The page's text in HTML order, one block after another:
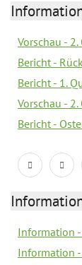
Vorschau -
Bericht -
Bericht - 1.
Vorschau -
Bericht -
Information
Information